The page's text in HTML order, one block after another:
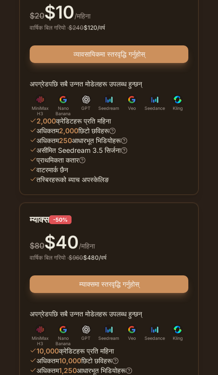
$20$10/महिना
वार्षिक बिल गरियो ·$240$120/वर्ष
व्यावसायिकमा स्तरवृद्धि गर्नुहोस्
अपग्रेडपछि सबै उन्नत मोडेलहरू उपलब्ध हुन्छन्
MiniMax
H3
Nano
Banana
GPT Seedream Veo Seedance Kling
2,000क्रेडिटहरू प्रति महिना
अधिकतम2,000छिटो छविहरू
अधिकतम250आधारभूत भिडियोहरू
असीमित Seedream 3.5 सिर्जना
प्राथमिकता कतार
वाटरमार्क छैन
तस्बिरहरूको ब्याच अपस्केलिङ
म्याक्स -50%
$80$40/महिना
वार्षिक बिल गरियो ·$960$480/वर्ष
म्याक्समा स्तरवृद्धि गर्नुहोस्
अपग्रेडपछि सबै उन्नत मोडेलहरू उपलब्ध हुन्छन्
MiniMax
H3
Nano
Banana
GPT Seedream Veo Seedance Kling
10,000क्रेडिटहरू प्रति महिना
अधिकतम10,000छिटो छविहरू
अधिकतम1,250आधारभूत भिडियोहरू